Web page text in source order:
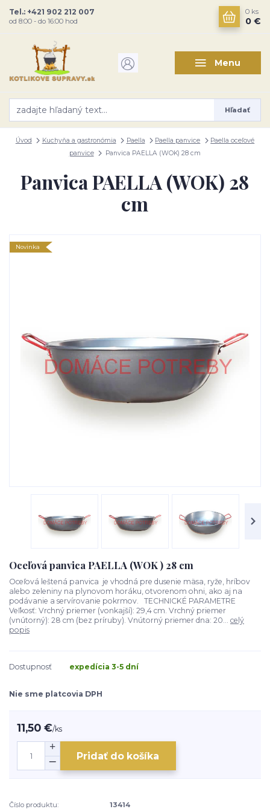
Menu
Hľadať
Tel.: +421 902 212 007
od 8:00 - do 16:00 hod
0 ks
0 €
Úvod Kuchyňa a gastronómia Paella Paella panvice
Paella oceľové
panvice
Panvica PAELLA (WOK) 28 cm
Panvica PAELLA (WOK) 28
cm
Novinka
Oceľová panvica PAELLA (WOK ) 28 cm
Oceľová leštená panvica je vhodná pre dusenie mäsa, ryže, hríbov
alebo zeleniny na plynovom horáku, otvorenom ohni, ako aj na
podávanie a servírovanie pokrmov. TECHNICKÉ PARAMETRE
Veľkosť: Vrchný priemer (vonkajší): 29,4 cm. Vrchný priemer
(vnútorný): 28 cm (bez príruby). Vnútorný priemer dna: 20... celý
popis
Dostupnosť expedícia 3-5 dní
Nie sme platcovia DPH
11,50 €/ks
Pridať do košíka
Číslo produktu: 13414